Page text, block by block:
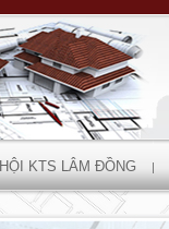
HỘI KTS LÂM ĐỒNG